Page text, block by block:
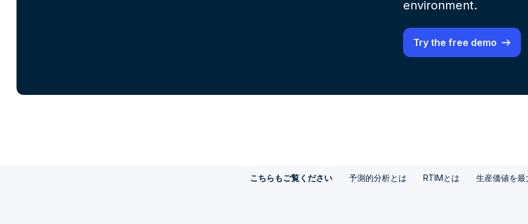
environment.
Try the free demo
こちらもご覧ください 予測的分析とは RTIMとは 生産価値を最